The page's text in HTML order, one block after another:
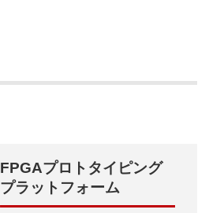
FPGAプロトタイピング
プラットフォーム